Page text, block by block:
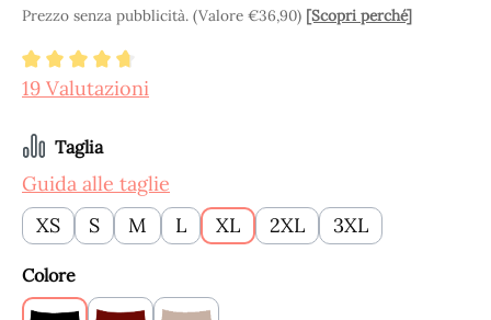
Prezzo senza pubblicità. (Valore €36,90) [Scopri perché]
Valutazione media di 4.84 su 5 stelle
19 Valutazioni
Seleziona
Taglia
Guida alle taglie
XS
S M L XL 2XL 3XL
Seleziona
Colore